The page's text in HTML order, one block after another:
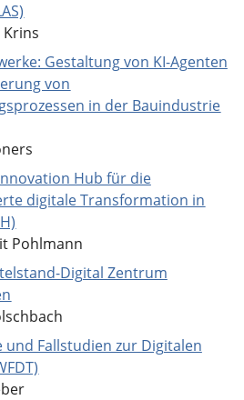
Gestaltung von KI-Agenten
von
in der Bauindustrie
Hub für die
digitale Transformation in
Pohlmann
Digital Zentrum
und Fallstudien zur Digitalen